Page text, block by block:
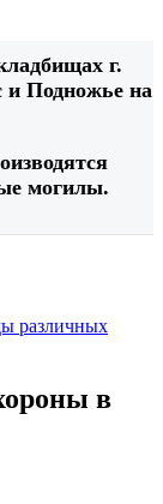
г.
и Подножье на
могилы.
различных